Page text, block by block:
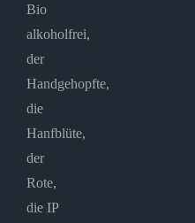
Bio
alkoholfrei,
der
Handgehopfte,
die
Hanfblüte,
der
Rote,
die IP